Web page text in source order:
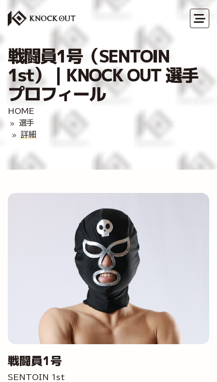
戦闘員1号（SENTOIN
1st）｜KNOCK OUT 選手
プロフィール
HOME
選手
詳細
戦闘員1号
SENTOIN 1st